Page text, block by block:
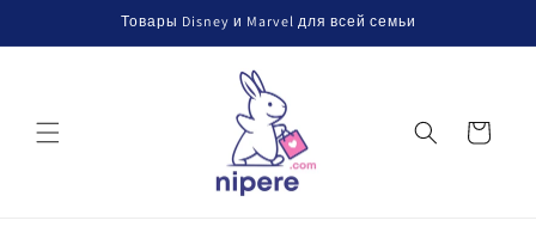
контенту
Товары Disney и Marvel для всей семьи
Корзина